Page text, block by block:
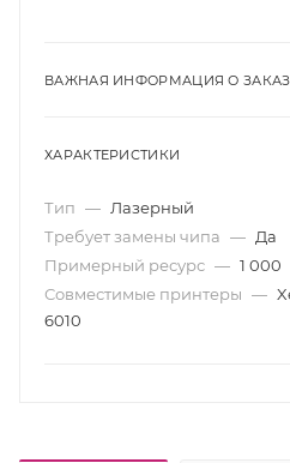
ВАЖНАЯ ИНФОРМАЦИЯ О
ХАРАКТЕРИСТИКИ
Тип — Лазерный
Требует замены чипа — Да
Примерный ресурс — 1 000
Совместимые принтеры —
6010